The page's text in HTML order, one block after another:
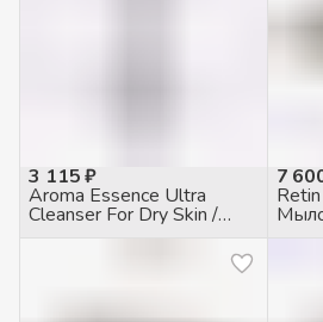
3 115 ₽
Aroma Essence Ultra
Cleanser For Dry Skin /
Мыло жидкое для сухой
7